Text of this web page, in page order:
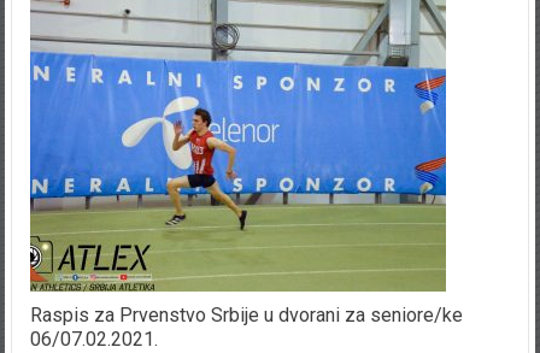
Raspis za Prvenstvo Srbije u dvorani za seniore/ke
06/07.02.2021.